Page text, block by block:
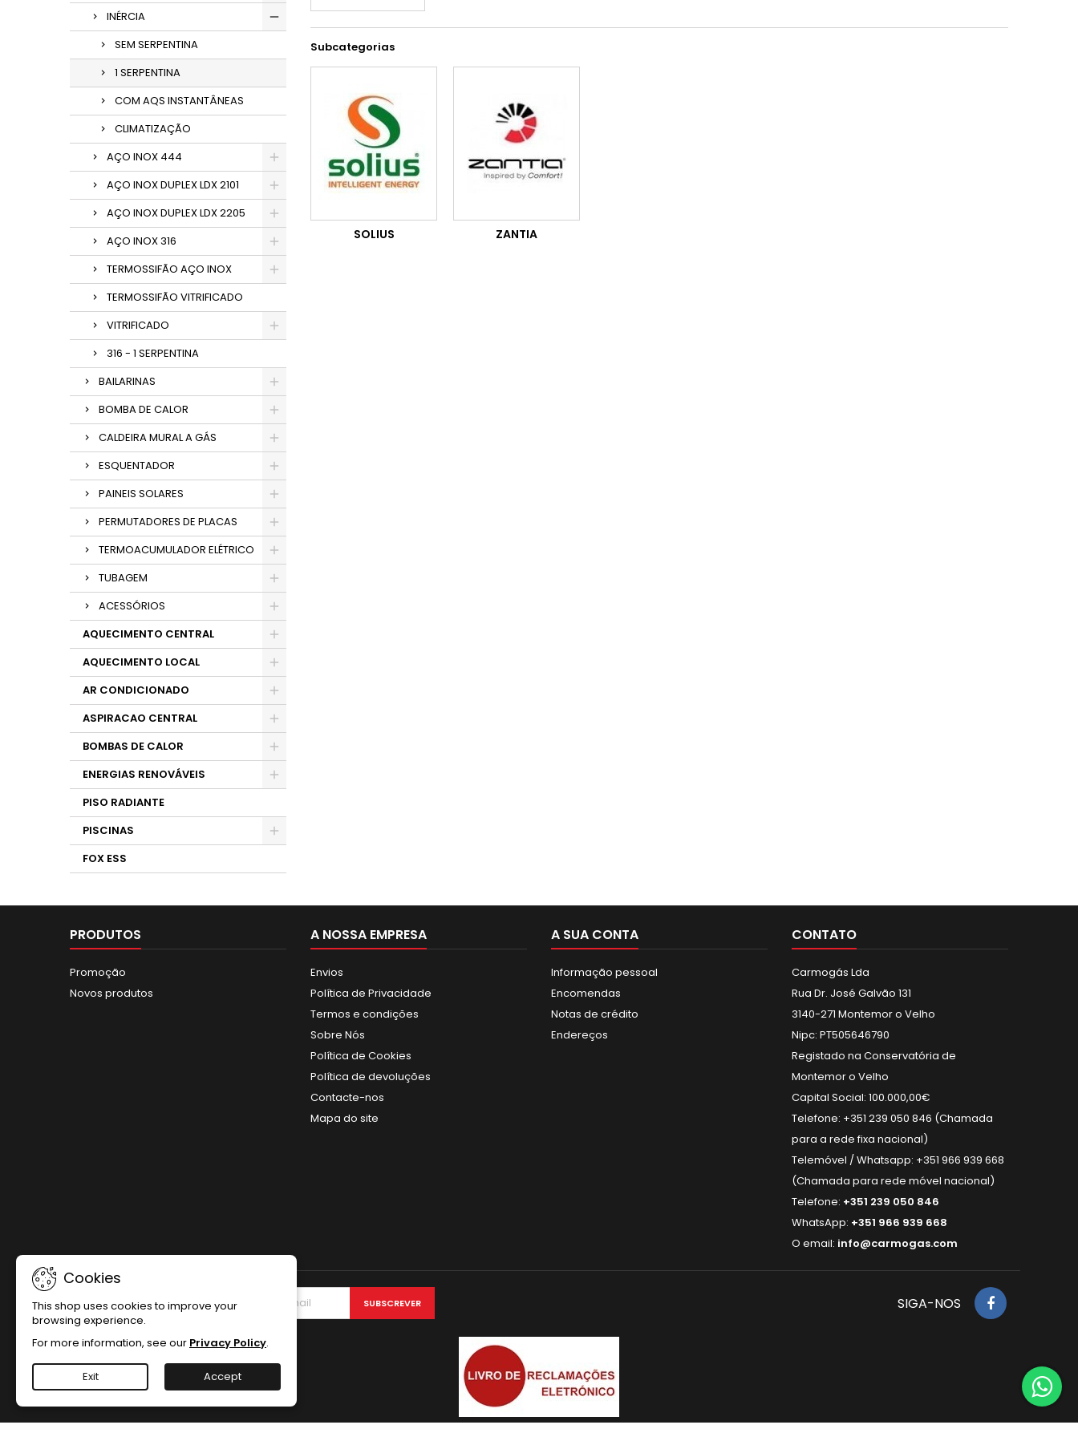
INÉRCIA
SEM SERPENTINA
1 SERPENTINA
COM AQS INSTANTÂNEAS
CLIMATIZAÇÃO
AÇO INOX 444
AÇO INOX DUPLEX LDX 2101
AÇO INOX DUPLEX LDX 2205
AÇO INOX 316
TERMOSSIFÃO AÇO INOX
TERMOSSIFÃO VITRIFICADO
VITRIFICADO
316 - 1 SERPENTINA
BAILARINAS
BOMBA DE CALOR
CALDEIRA MURAL A GÁS
ESQUENTADOR
PAINEIS SOLARES
PERMUTADORES DE PLACAS
TERMOACUMULADOR ELÉTRICO
TUBAGEM
ACESSÓRIOS
AQUECIMENTO CENTRAL
AQUECIMENTO LOCAL
AR CONDICIONADO
ASPIRACAO CENTRAL
BOMBAS DE CALOR
ENERGIAS RENOVÁVEIS
PISO RADIANTE
PISCINAS
FOX ESS
Subcategorias
SOLIUS ZANTIA
PRODUTOS
Promoção
Novos produtos
A NOSSA EMPRESA
Envios
Política de Privacidade
Termos e condições
Sobre Nós
Política de Cookies
Política de devoluções
Contacte-nos
Mapa do site
A SUA CONTA
Informação pessoal
Encomendas
Notas de crédito
Endereços
CONTATO
Carmogás Lda
Rua Dr. José Galvão 131
3140-271 Montemor o Velho
Nipc: PT505646790
Registado na Conservatória de
Montemor o Velho
Capital Social: 100.000,00€
Telefone: +351 239 050 846 (Chamada
para a rede fixa nacional)
Telemóvel / Whatsapp: +351 966 939 668
(Chamada para rede móvel nacional)
Telefone: +351 239 050 846
WhatsApp: +351 966 939 668
O email: info@carmogas.com
Cookies
This shop uses cookies to improve your
browsing experience.
For more information, see our Privacy Policy.
Exit Accept
NEWSLETTER SIGA-NOS